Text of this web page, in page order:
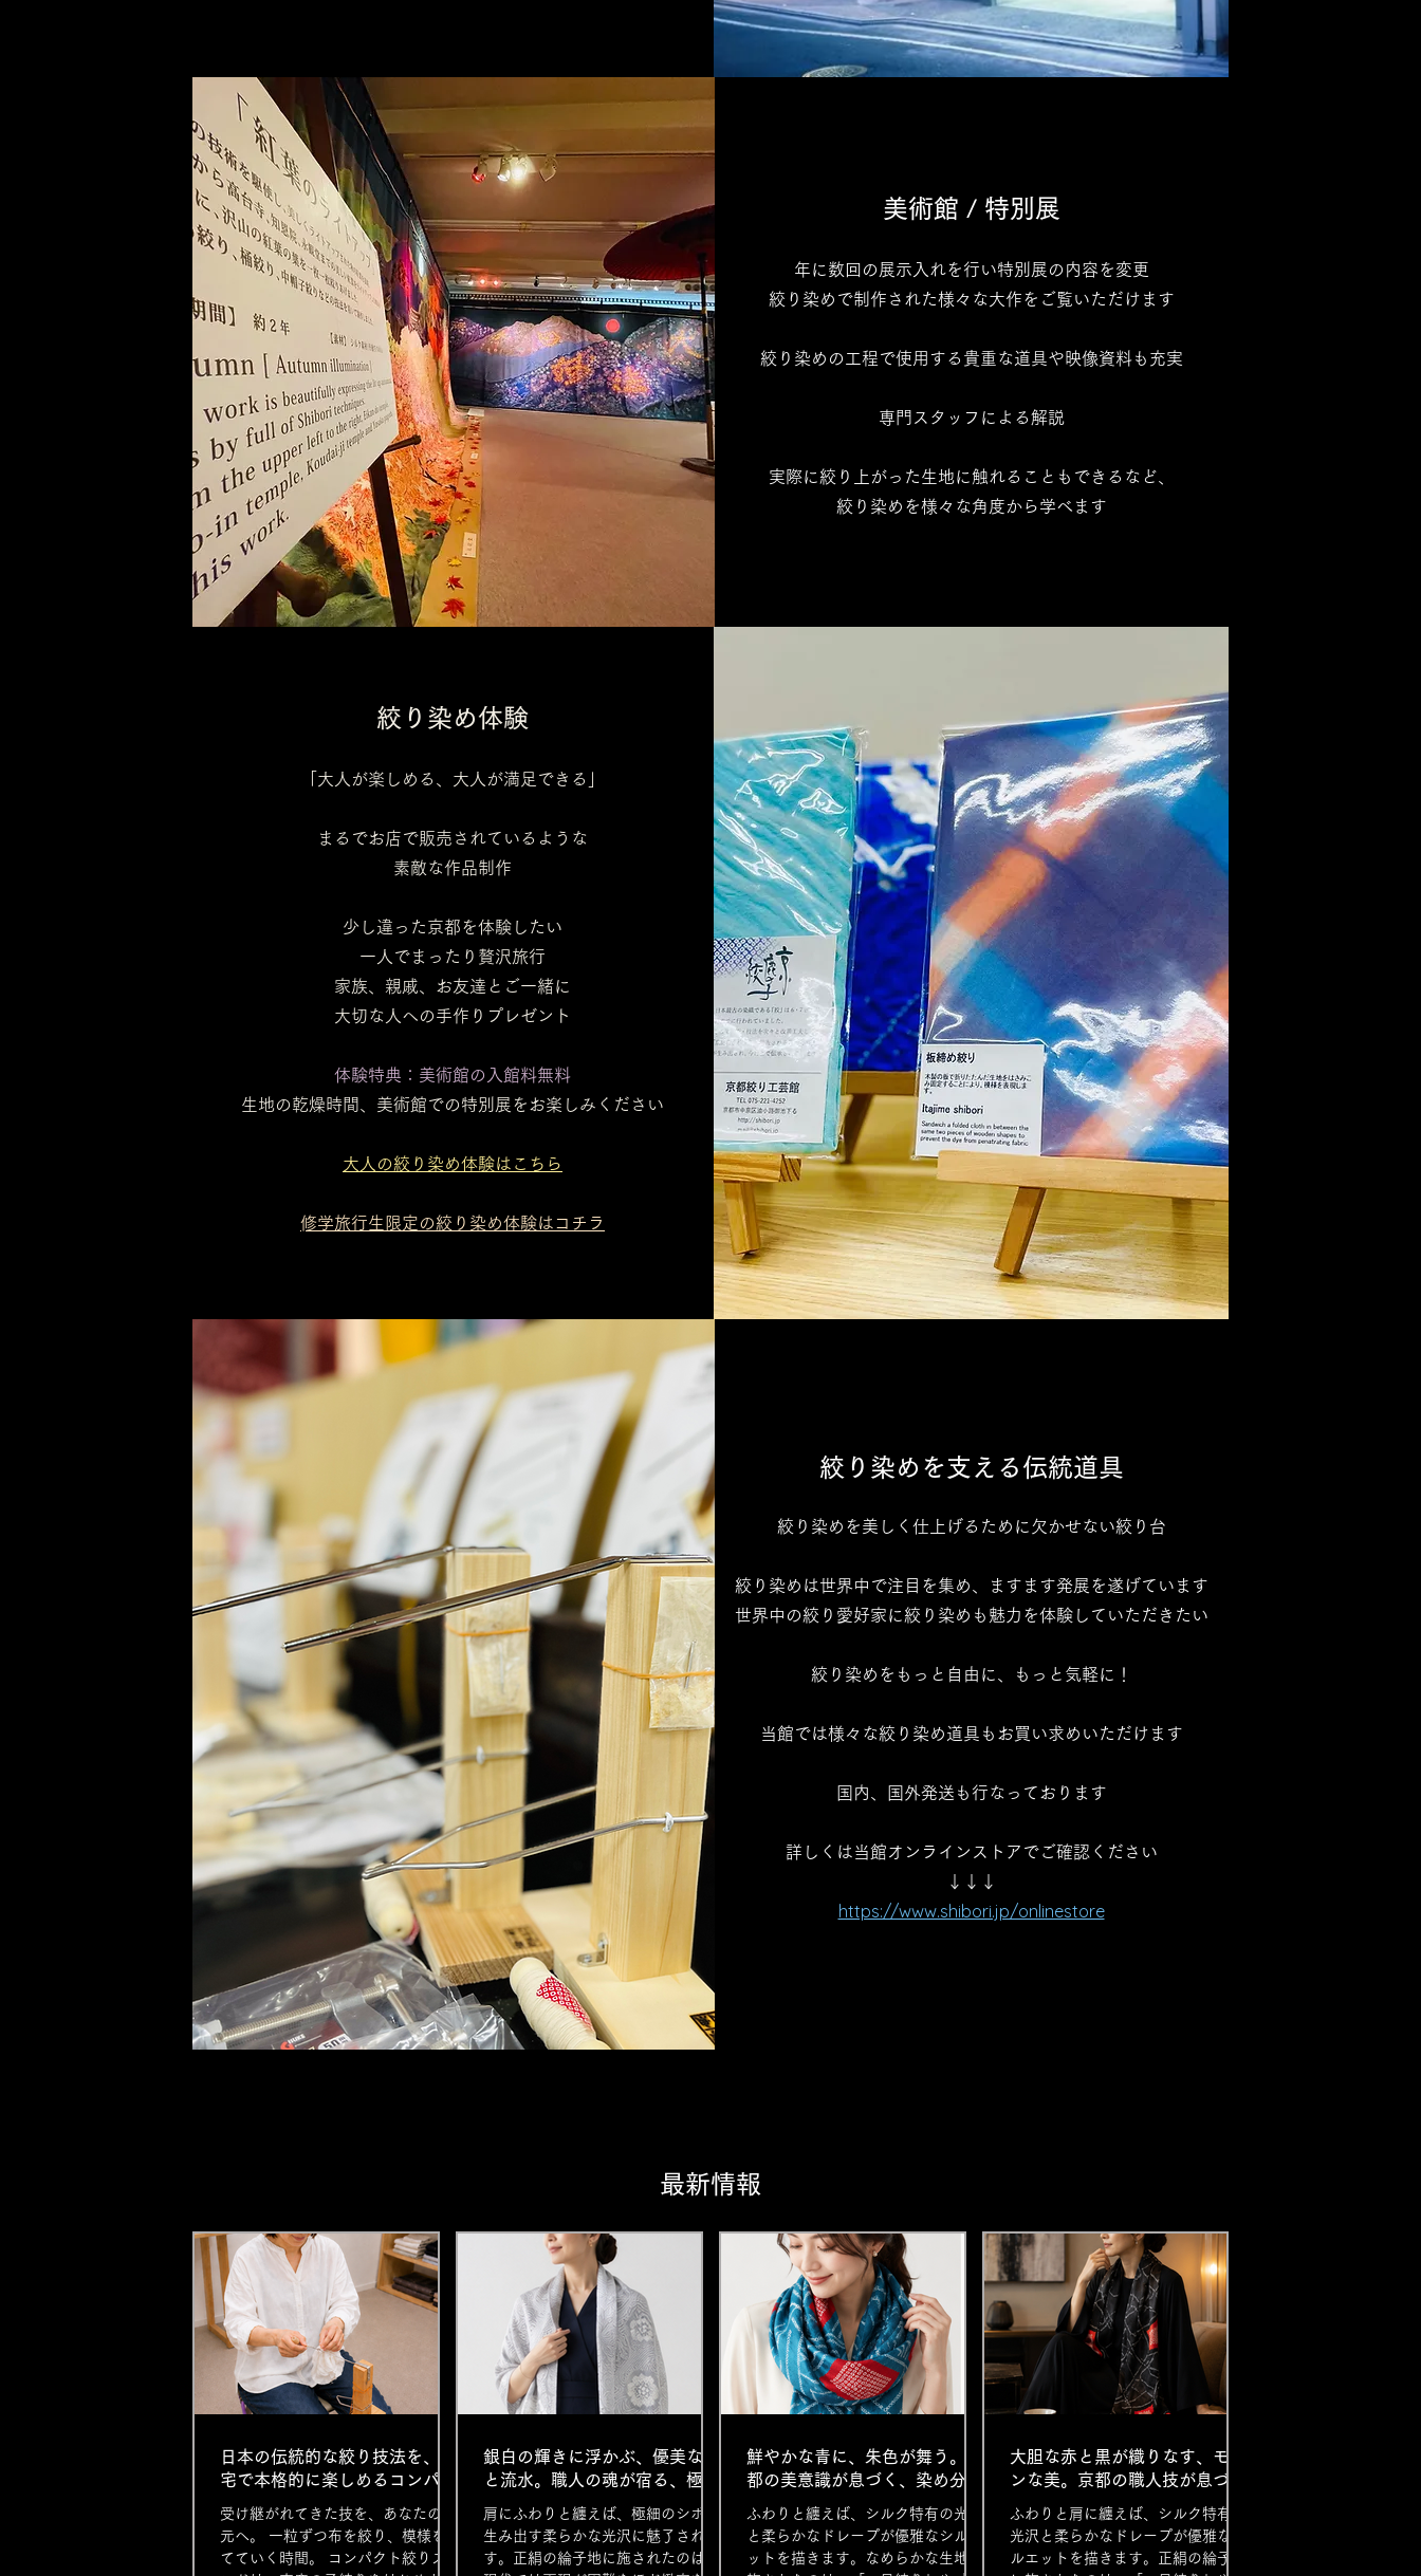
​美術館 / 特別展
年に数回の展示入れを行い特別展の内容を変更
絞り染めで制作された様々な大作をご覧いただけます
​絞り染めの工程で使用する貴重な道具や映像資料も充実
専門スタッフによる解説
実際に絞り上がった生地に触れることもできるなど、
絞り染めを様々な角度から学べます
絞り染め体験
「大人が楽しめる、大人が満足できる」
まるでお店で販売されているような
素敵な作品制作
少し違った京都を体験したい
一人でまったり贅沢旅行
家族、親戚、お友達とご一緒に
大切な人への手作りプレゼント
体験特典：美術館の入館料無料
​生地の乾燥時間、美術館での特別展をお楽しみください
大人の絞り染め体験はこちら​
​修学旅行生限定の絞り染め体験はコチラ
絞り染めを支える伝統道具
絞り染めを美しく仕上げるために欠かせない絞り台
絞り染めは世界中で注目を集め、ますます発展を遂げています
世界中の絞り愛好家に絞り染めも魅力を体験していただきたい
​絞り染めをもっと自由に、もっと気軽に！
当館では様々な絞り染め道具もお買い求めいただけます
国内、国外発送も行なっております
詳しくは当館オンラインストアでご確認ください
​↓↓↓
https://www.shibori.jp/onlinestore
​最新情報
日本の伝統的な絞り技法を、自
宅で本格的に楽しめるコンパク
トサイズの絞り作業スタンド。
初心者から職人まで対応する本
格仕様。
受け継がれてきた技を、あなたの手
元へ。 一粒ずつ布を絞り、模様を育
てていく時間。 コンパクト絞りスタ
銀白の輝きに浮かぶ、優美な花
と流水。職人の魂が宿る、極上
のシルクショール。
肩にふわりと纏えば、極細のシボが
生み出す柔らかな光沢に魅了されま
す。正絹の綸子地に施されたのは、
鮮やかな青に、朱色が舞う。京
都の美意識が息づく、染め分け
鹿の子シルクストール。
ふわりと纏えば、シルク特有の光沢
と柔らかなドレープが優雅なシルエ
ットを描きます。なめらかな生地に
大胆な赤と黒が織りなす、モダ
ンな美。京都の職人技が息づ
く、染め分け鹿の子シルクスト
ール。
ふわりと肩に纏えば、シルク特有の
光沢と柔らかなドレープが優雅なシ
ルエットを描きます。正絹の綸子地